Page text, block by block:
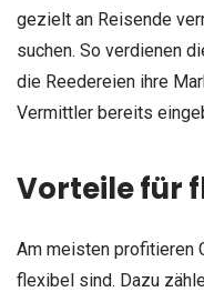
gezielt an Reisende
suchen. So verdienen
die Reedereien ihre
Vermittler bereits
Vorteile für
Am meisten profitieren
flexibel sind. Dazu